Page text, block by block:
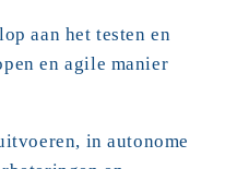
aan het testen en
en agile manier
in autonome